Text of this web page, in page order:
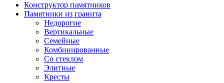
Конструктор памятников
Памятники из гранита
Недорогие
Вертикальные
Семейные
Комбинированные
Со стеклом
Элитные
Кресты